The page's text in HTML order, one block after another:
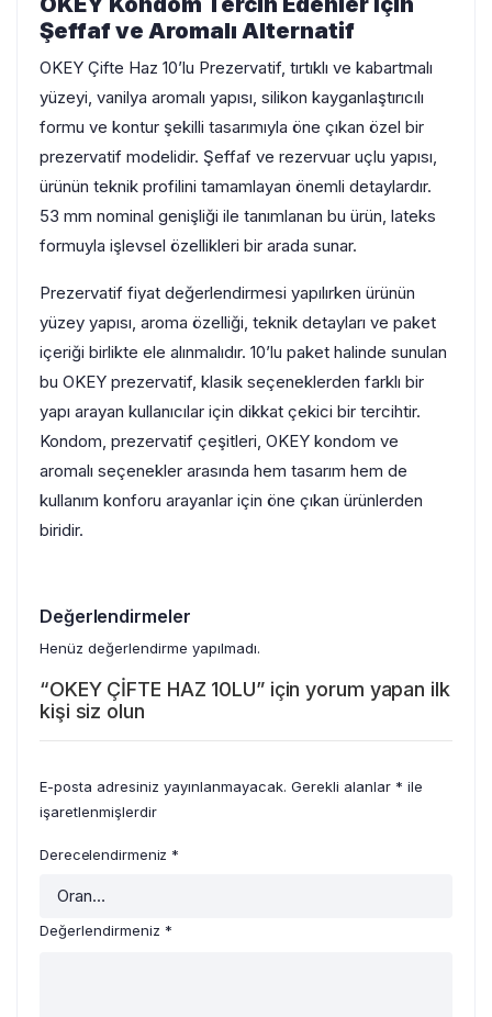
Şeffaf ve Aromalı Alternatif
OKEY Çifte Haz 10’lu Prezervatif, tırtıklı ve kabartmalı
yüzeyi, vanilya aromalı yapısı, silikon kayganlaştırıcılı
formu ve kontur şekilli tasarımıyla öne çıkan özel bir
prezervatif modelidir. Şeffaf ve rezervuar uçlu yapısı,
ürünün teknik profilini tamamlayan önemli detaylardır.
53 mm nominal genişliği ile tanımlanan bu ürün, lateks
formuyla işlevsel özellikleri bir arada sunar.
Prezervatif fiyat değerlendirmesi yapılırken ürünün
yüzey yapısı, aroma özelliği, teknik detayları ve paket
içeriği birlikte ele alınmalıdır. 10’lu paket halinde sunulan
bu OKEY prezervatif, klasik seçeneklerden farklı bir
yapı arayan kullanıcılar için dikkat çekici bir tercihtir.
Kondom, prezervatif çeşitleri, OKEY kondom ve
aromalı seçenekler arasında hem tasarım hem de
kullanım konforu arayanlar için öne çıkan ürünlerden
biridir.
Değerlendirmeler
Henüz değerlendirme yapılmadı.
“OKEY ÇİFTE HAZ 10LU” için yorum yapan ilk
kişi siz olun
E-posta adresiniz yayınlanmayacak. Gerekli alanlar * ile
işaretlenmişlerdir
Derecelendirmeniz *
Değerlendirmeniz *